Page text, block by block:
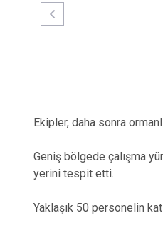
Ekipler, daha sonra
Geniş bölgede çalışma
yerini tespit etti.
Yaklaşık 50 personelin